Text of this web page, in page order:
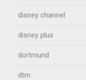
disney channel
disney plus
dortmund
dtm